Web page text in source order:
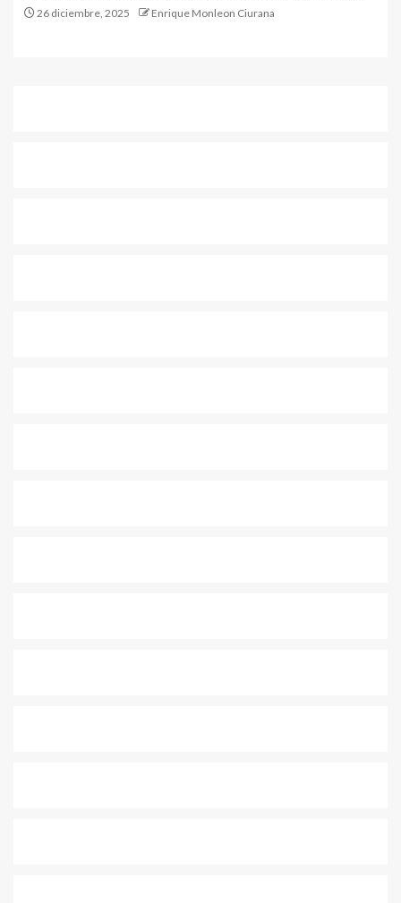
26 diciembre, 2025 Enrique Monleon Ciurana